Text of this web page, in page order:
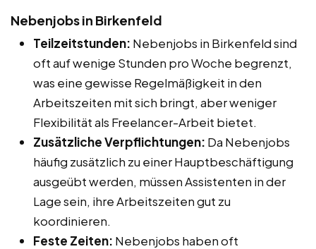
Nebenjobs in Birkenfeld
Teilzeitstunden: Nebenjobs in Birkenfeld sind
oft auf wenige Stunden pro Woche begrenzt,
was eine gewisse Regelmäßigkeit in den
Arbeitszeiten mit sich bringt, aber weniger
Flexibilität als Freelancer-Arbeit bietet.
Zusätzliche Verpflichtungen: Da Nebenjobs
häufig zusätzlich zu einer Hauptbeschäftigung
ausgeübt werden, müssen Assistenten in der
Lage sein, ihre Arbeitszeiten gut zu
koordinieren.
Feste Zeiten: Nebenjobs haben oft